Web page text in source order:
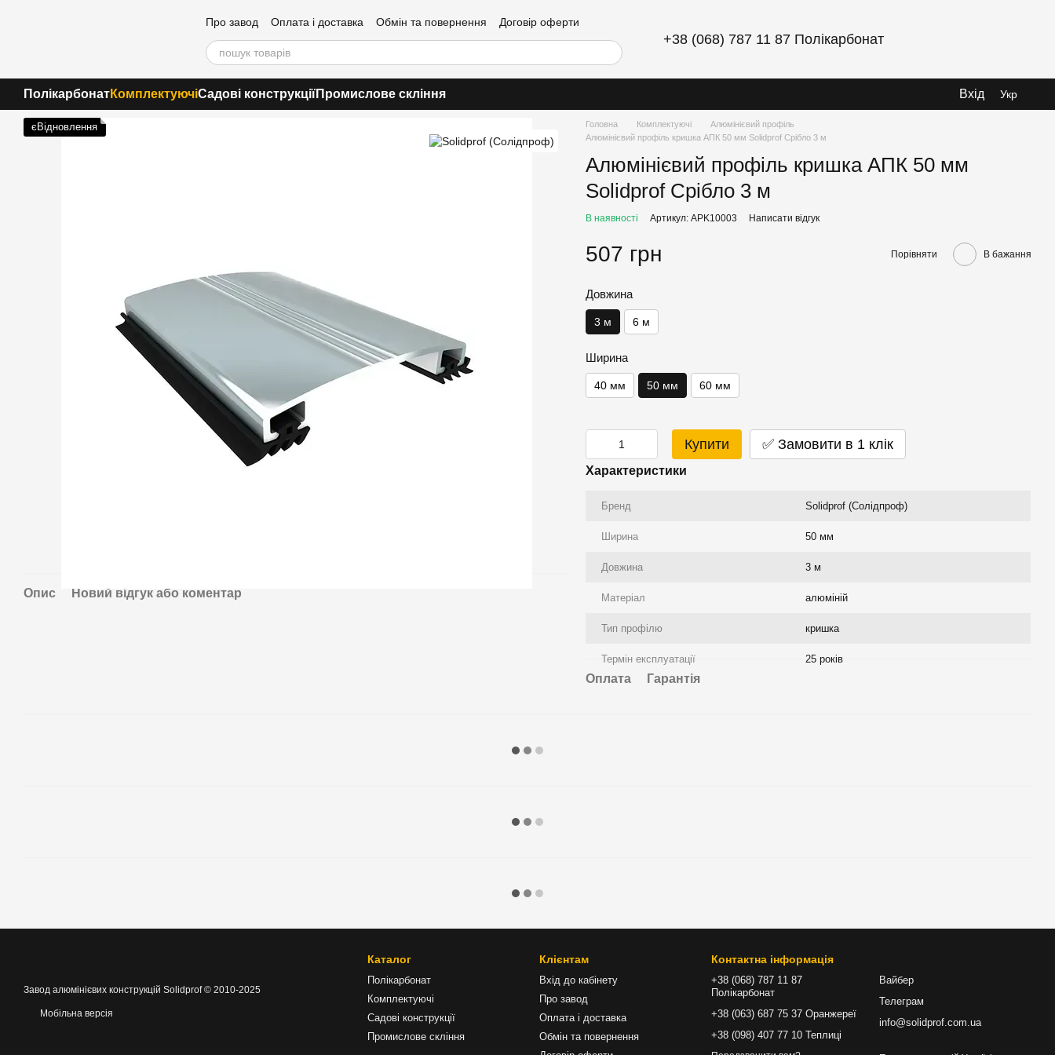
Про завод Оплата і доставка Обмін та повернення
Договір оферти
Контакти
+38 (068) 787 11 87 Полікарбонат
ПолікарбонатКомплектуючіСадові конструкціїПромислове скління Вхід Укр
єВідновлення
Опис Новий відгук або коментар
Головна Комплектуючі
Алюмінієвий профіль
Алюмінієвий профіль кришка АПК 50 мм Solidprof Срібло 3 м
Алюмінієвий профіль кришка АПК 50 мм
Solidprof Срібло 3 м
В наявності Артикул: APK10003 Написати відгук
507 грн Порівняти В бажання
Довжина
3 м 6 м
Ширина
40 мм 50 мм 60 мм
Купити ✅ Замовити в 1 клік
Характеристики
Бренд Solidprof (Солідпроф)
Ширина 50 мм
Довжина 3 м
Матеріал алюміній
Тип профілю кришка
Термін експлуатації 25 років
Оплата Гарантія
Завод алюмінієвих конструкцій Solidprof © 2010-2025
Мобільна версія
Каталог
Полікарбонат
Комплектуючі
Садові конструкції
Промислове скління
Клієнтам
Вхід до кабінету
Про завод
Оплата і доставка
Обмін та повернення
Контактна інформація
+38 (068) 787 11 87
Полікарбонат
+38 (063) 687 75 37 Оранжереї
+38 (098) 407 77 10 Теплиці
Вайбер
Телеграм
info@solidprof.com.ua